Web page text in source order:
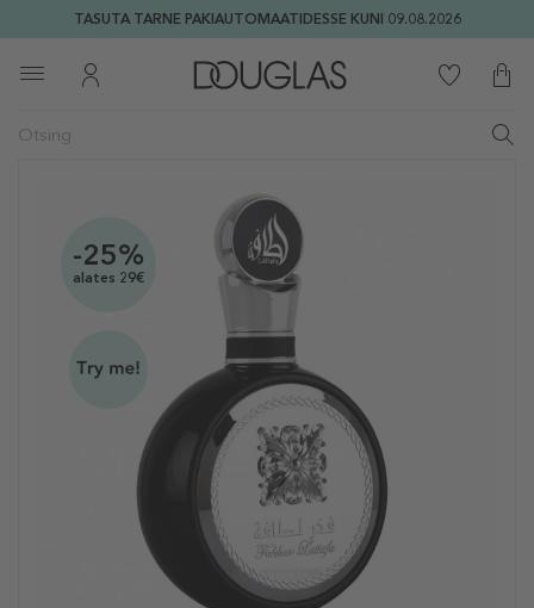
TASUTA TARNE PAKIAUTOMAATIDESSE KUNI 09.08.2026
-25%
alates 29€